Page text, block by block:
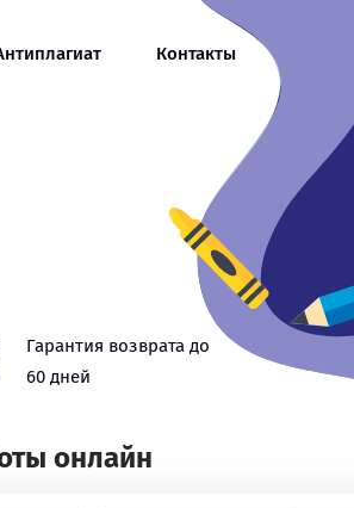
Контакты
Гарантия возврата до
60 дней
онлайн